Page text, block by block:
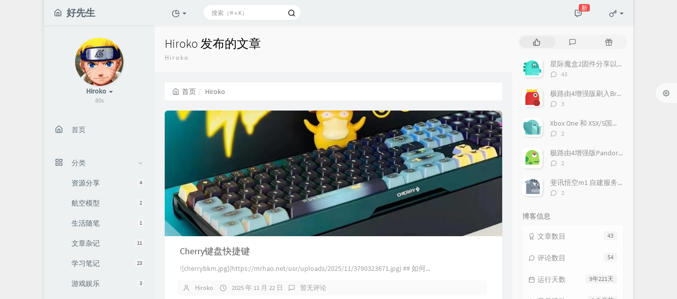
好先生 新
Hiroko
80s
首页
分类
4
资源分享
2
航空模型
1
生活随笔
11
文章杂记
23
学习笔记
3
游戏娱乐
Hiroko 发布的文章
Hiroko
首页 Hiroko
Cherry键盘快捷键
![cherrybkm.jpg](https://mrhao.net/usr/uploads/2025/11/3790323671.jpg) ## 如何...
Hiroko 2025 年 11 月 22 日 暂无评论
章
评
随
文 星际魔盒2固件分享以及刷机方法
评
数：
43
极路由4增强版刷入Breed & PandoraBox固件
评
数：
3
Xbox One 和 XSX/S国行解锁详细教程
评
数：
2
极路由4增强版PandoraBox固件AP模式设置
评
数：
2
斐讯悟空m1 自建服务器 带前端
评
2
博客信息
43
文章数目
54
评论数目
9年221天
运行天数